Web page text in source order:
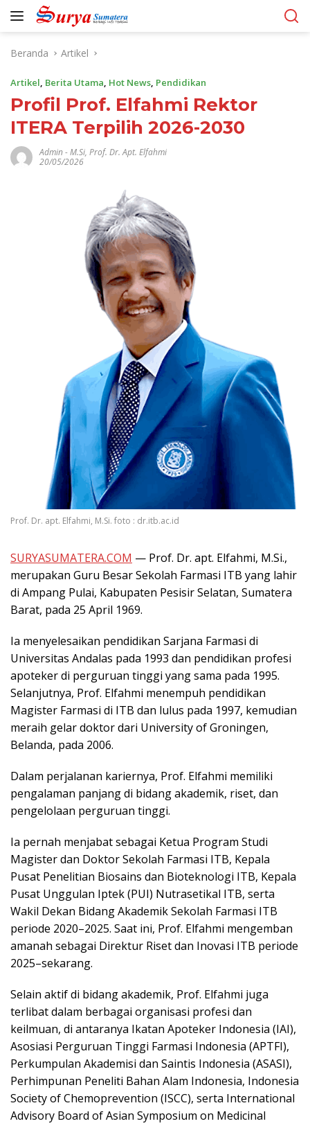
Langsung
Beranda
Artikel
Artikel, Berita Utama, Hot News, Pendidikan
Profil Prof. Elfahmi Rektor
ITERA Terpilih 2026-2030
Admin-M.Si, Prof. Dr. Apt. Elfahmi
20/05/2026
Prof. Dr. apt. Elfahmi, M.Si. foto : dr.itb.ac.id
SURYASUMATERA.COM — Prof. Dr. apt. Elfahmi, M.Si.,
merupakan Guru Besar Sekolah Farmasi ITB yang lahir
di Ampang Pulai, Kabupaten Pesisir Selatan, Sumatera
Barat, pada 25 April 1969.
Ia menyelesaikan pendidikan Sarjana Farmasi di
Universitas Andalas pada 1993 dan pendidikan profesi
apoteker di perguruan tinggi yang sama pada 1995.
Selanjutnya, Prof. Elfahmi menempuh pendidikan
Magister Farmasi di ITB dan lulus pada 1997, kemudian
meraih gelar doktor dari University of Groningen,
Belanda, pada 2006.
Dalam perjalanan kariernya, Prof. Elfahmi memiliki
pengalaman panjang di bidang akademik, riset, dan
pengelolaan perguruan tinggi.
Ia pernah menjabat sebagai Ketua Program Studi
Magister dan Doktor Sekolah Farmasi ITB, Kepala
Pusat Penelitian Biosains dan Bioteknologi ITB, Kepala
Pusat Unggulan Iptek (PUI) Nutrasetikal ITB, serta
Wakil Dekan Bidang Akademik Sekolah Farmasi ITB
periode 2020–2025. Saat ini, Prof. Elfahmi mengemban
amanah sebagai Direktur Riset dan Inovasi ITB periode
2025–sekarang.
Selain aktif di bidang akademik, Prof. Elfahmi juga
terlibat dalam berbagai organisasi profesi dan
keilmuan, di antaranya Ikatan Apoteker Indonesia (IAI),
Asosiasi Perguruan Tinggi Farmasi Indonesia (APTFI),
Perkumpulan Akademisi dan Saintis Indonesia (ASASI),
Perhimpunan Peneliti Bahan Alam Indonesia, Indonesia
Society of Chemoprevention (ISCC), serta International
Advisory Board of Asian Symposium on Medicinal